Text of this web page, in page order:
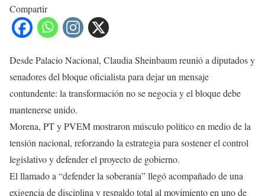
Compartir
Desde Palacio Nacional, Claudia Sheinbaum reunió a diputados y
senadores del bloque oficialista para dejar un mensaje
contundente: la transformación no se negocia y el bloque debe
mantenerse unido.
Morena, PT y PVEM mostraron músculo político en medio de la
tensión nacional, reforzando la estrategia para sostener el control
legislativo y defender el proyecto de gobierno.
El llamado a “defender la soberanía” llegó acompañado de una
exigencia de disciplina y respaldo total al movimiento en uno de